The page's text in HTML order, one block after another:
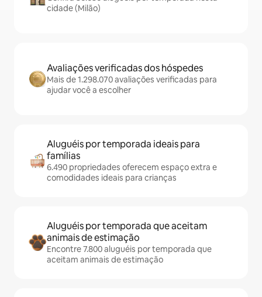
cidade (Milão)
Avaliações verificadas dos hóspedes
Mais de 1.298.070 avaliações verificadas para
ajudar você a escolher
Aluguéis por temporada ideais para
famílias
6.490 propriedades oferecem espaço extra e
comodidades ideais para crianças
Aluguéis por temporada que aceitam
animais de estimação
Encontre 7.800 aluguéis por temporada que
aceitam animais de estimação